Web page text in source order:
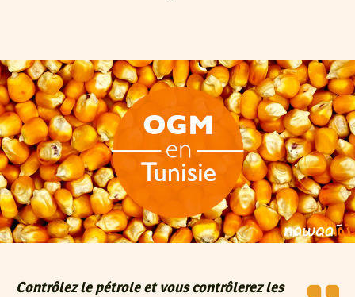
Contrôlez le pétrole et vous contrôlerez les